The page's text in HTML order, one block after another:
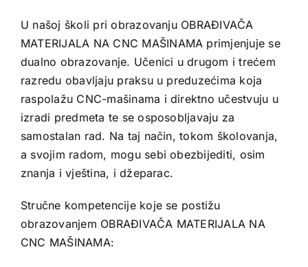
U našoj školi pri obrazovanju OBRAĐIVAČA
MATERIJALA NA CNC MAŠINAMA primjenjuje se
dualno obrazovanje. Učenici u drugom i trećem
razredu obavljaju praksu u preduzećima koja
raspolažu CNC-mašinama i direktno učestvuju u
izradi predmeta te se osposobljavaju za
samostalan rad. Na taj način, tokom školovanja,
a svojim radom, mogu sebi obezbijediti, osim
znanja i vještina, i džeparac.
Stručne kompetencije koje se postižu
obrazovanjem OBRAĐIVAČA MATERIJALA NA
CNC MAŠINAMA: